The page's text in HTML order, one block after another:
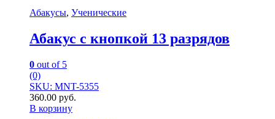
Абакусы, Ученические
Абакус с кнопкой 13 разрядов
0 out of 5
(0)
SKU: MNT-5355
360.00 руб.
В корзину